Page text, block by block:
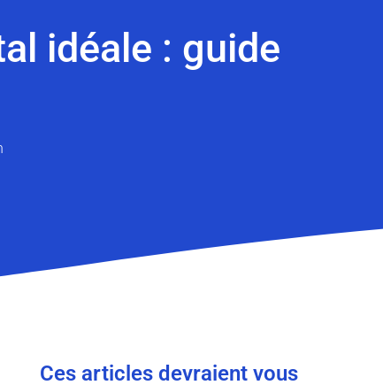
idéale : guide
Ces articles devraient vous